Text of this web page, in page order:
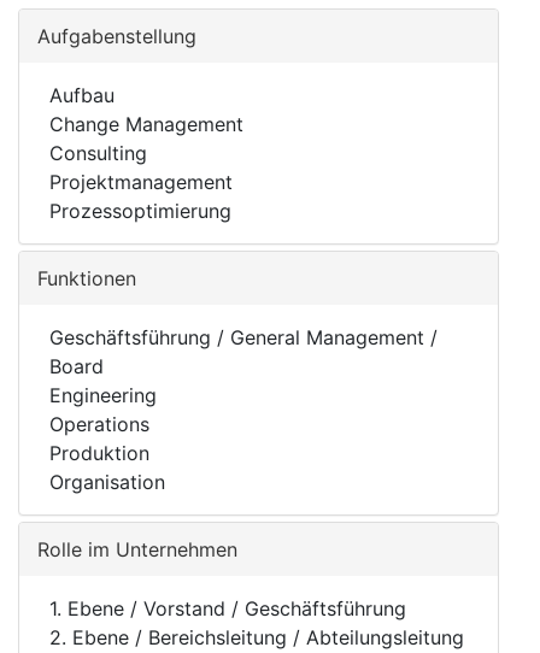
Aufgabenstellung
Aufbau
Change Management
Consulting
Projektmanagement
Prozessoptimierung
Funktionen
Geschäftsführung / General Management /
Board
Engineering
Operations
Produktion
Organisation
Rolle im Unternehmen
1. Ebene / Vorstand / Geschäftsführung
2. Ebene / Bereichsleitung / Abteilungsleitung